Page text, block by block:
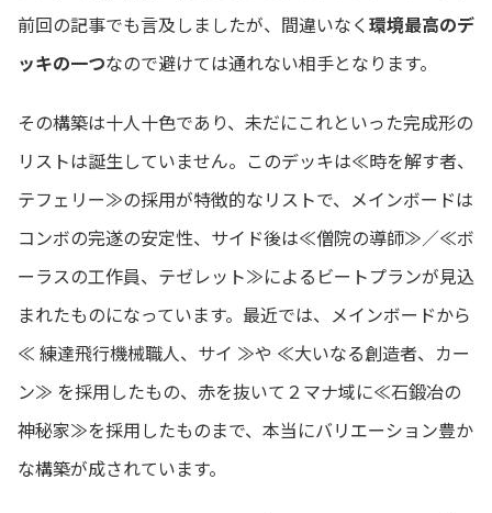
前回の記事でも言及しましたが、間違いなく 環境最高のデ
ッキの一つなので避けては通れない相手となります。
その構築は十人十色であり、未だにこれといった完成形の
リストは誕生していません。このデッキは≪時を解す者、
テフェリー≫の採用が特徴的なリストで、メインボードは
コンボの完遂の安定性、サイド後は≪僧院の導師≫／≪ボ
ーラスの工作員、テゼレット≫によるビートプランが見込
まれたものになっています。最近では、メインボードから
≪ 練達飛行機械職人、サイ ≫や ≪大いなる創造者、カー
ン≫ を採用したもの、赤を抜いて２マナ域に≪石鍛冶の
神秘家≫を採用したものまで、本当にバリエーション豊か
な構築が成されています。